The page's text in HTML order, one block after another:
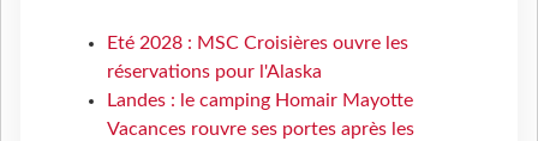
Eté 2028 : MSC Croisières ouvre les
réservations pour l'Alaska
Landes : le camping Homair Mayotte
Vacances rouvre ses portes après les